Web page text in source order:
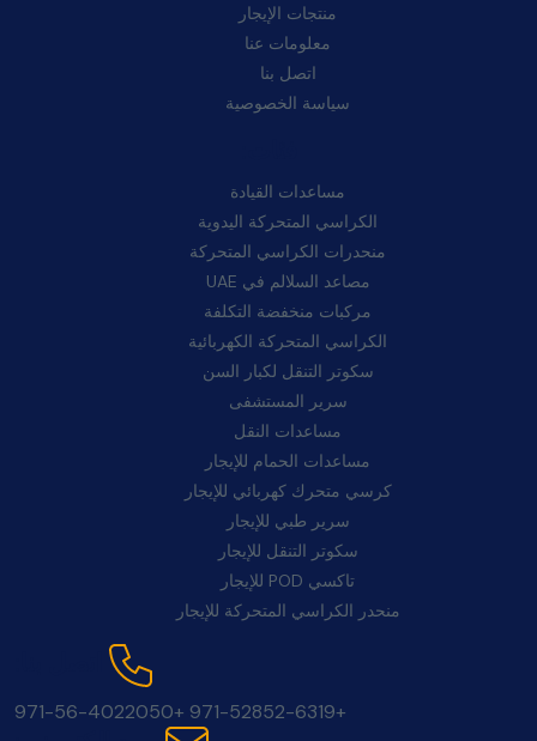
منتجات الإيجار
معلومات عنا
اتصل بنا
سياسة الخصوصية
مساعدات القيادة
الكراسي المتحركة اليدوية
منحدرات الكراسي المتحركة
مصاعد السلالم في UAE
مركبات منخفضة التكلفة
الكراسي المتحركة الكهربائية
سكوتر التنقل لكبار السن
سرير المستشفى
مساعدات النقل
مساعدات الحمام للإيجار
كرسي متحرك كهربائي للإيجار
سرير طبي للإيجار
سكوتر التنقل للإيجار
تاكسي POD للإيجار
منحدر الكراسي المتحركة للإيجار
+971-52852-6319
+971-56-4022050